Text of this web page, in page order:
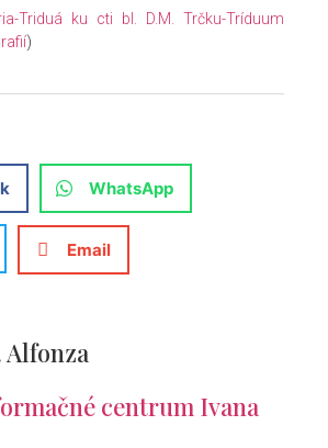
Triduá ku cti bl. D.M. Trčku-Tríduum
)
WhatsApp
Email
Alfonza
centrum Ivana